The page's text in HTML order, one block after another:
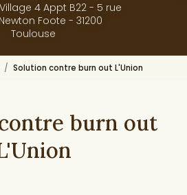
4 Appt B22 - 5 rue
Foote - 31200
Toulouse
Solution contre burn out L'Union
burn out